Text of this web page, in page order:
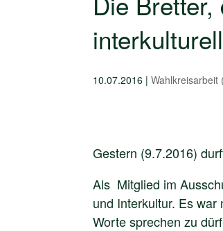
10.07.2016 |Wahlkreisarbeit
Gestern (9.7.2016)
Als Mitglied im
und Interkultur. Es
Worte sprechen zu